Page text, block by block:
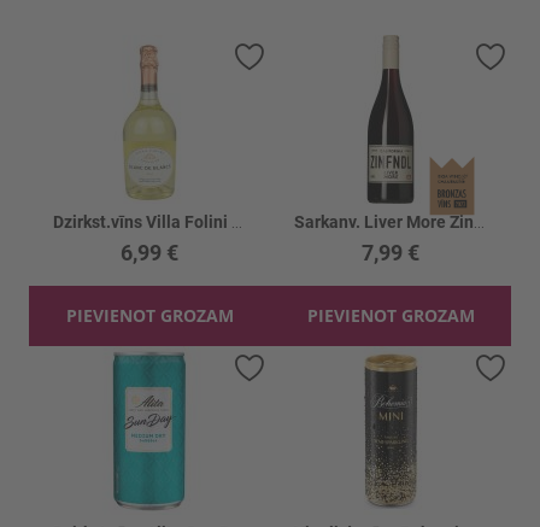
6,99 €
PIEVIENOT GROZAM
7,99 €
PIEVIENOT GROZAM
Pievienot vēlmju sarakstam